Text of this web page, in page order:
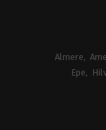
Almere
Epe